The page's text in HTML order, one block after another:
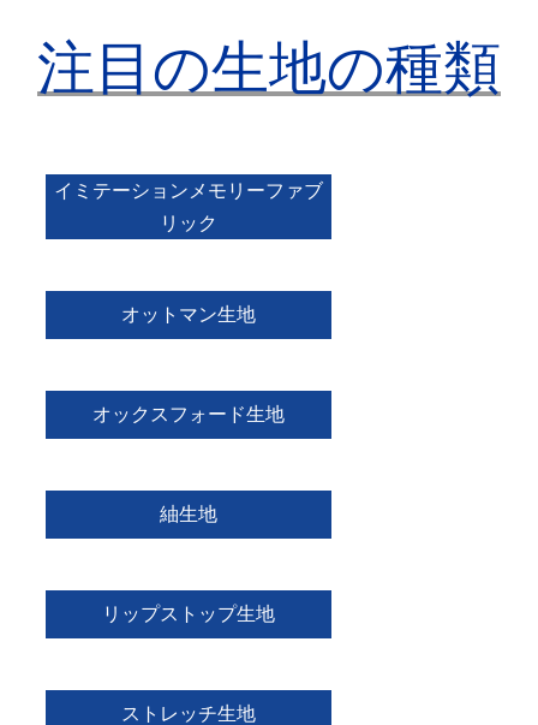
注目の生地の種類
イミテーションメモリーファブ
リック
オットマン生地
オックスフォード生地
紬生地
リップストップ生地
ストレッチ生地